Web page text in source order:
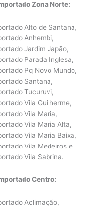
Zona Norte:
Alto de Santana,
Anhembi,
Jardim Japão,
Parada Inglesa,
Pq Novo Mundo,
Santana,
Tucuruvi,
Vila Guilherme,
Vila Maria,
Vila Maria Alta,
Vila Maria Baixa,
Vila Medeiros e
Vila Sabrina.
Centro:
Aclimação,